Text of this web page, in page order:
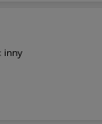
inny